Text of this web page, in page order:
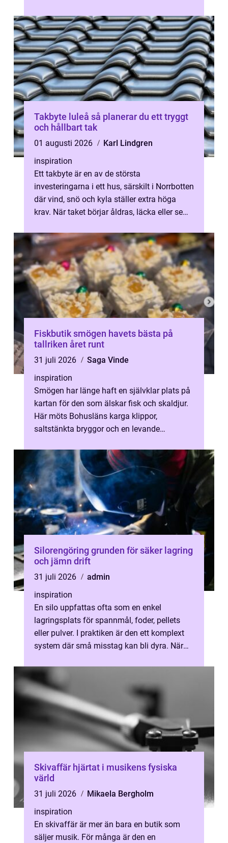
Takbyte luleå så planerar du ett tryggt
och hållbart tak
01 augusti 2026
Karl Lindgren
inspiration
Ett takbyte är en av de största
investeringarna i ett hus, särskilt i Norrbotten
där vind, snö och kyla ställer extra höga
krav. När taket börjar åldras, läcka eller se
Fiskbutik smögen havets bästa på
tallriken året runt
31 juli 2026
Saga Vinde
inspiration
Smögen har länge haft en självklar plats på
kartan för den som älskar fisk och skaldjur.
Här möts Bohusläns karga klippor,
saltstänkta bryggor och en levande
Silorengöring grunden för säker lagring
och jämn drift
31 juli 2026
admin
inspiration
En silo uppfattas ofta som en enkel
lagringsplats för spannmål, foder, pellets
eller pulver. I praktiken är den ett komplext
system där små misstag kan bli dyra. När
Skivaffär hjärtat i musikens fysiska
värld
31 juli 2026
Mikaela Bergholm
inspiration
En skivaffär är mer än bara en butik som
säljer musik. För många är den en